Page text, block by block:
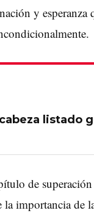
y
listado
de
importancia de